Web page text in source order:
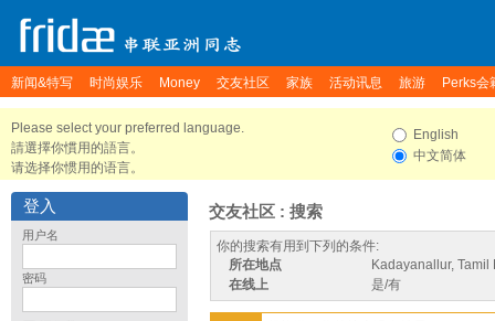
新闻&特写 时尚娱乐 Money 交友社区 家族 活动讯息 旅游 Perks会
Please select your preferred language.
請選擇你慣用的語言。
请选择你惯用的语言。
English
中文简体
登入
用户名
密码
交友社区 : 搜索
你的搜索有用到下列的条件:
所在地点
Kadayanallur, Tamil
在线上
是/有